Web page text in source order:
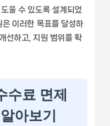
울 수 있도록 설계되었
이러한 목표를 달성하
선하고, 지원 범위를 확
수료 면제
아보기